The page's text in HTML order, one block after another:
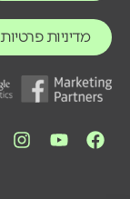
מדיניות פרטיות